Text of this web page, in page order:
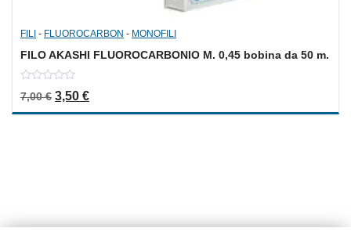
FILI - FLUOROCARBON - MONOFILI
FILO AKASHI FLUOROCARBONIO M. 0,45 bobina da 50 m.
out
of
7,00€ Il prezzo originale era: 7,00 €.
3,50 €Il prezzo attuale è: 3,50 €.